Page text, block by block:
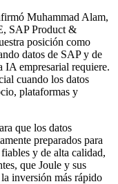
Muhammad Alam,
SAP Product &
posición como
datos de SAP y de
IA empresarial requiere.
cuando los datos
plataformas y
que los datos
preparados para
y de alta calidad,
que Joule y sus
inversión más rápido